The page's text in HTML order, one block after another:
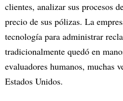
clientes, analizar sus procesos
precio de sus pólizas. La
tecnología para administrar
tradicionalmente quedó en
evaluadores humanos, muchas
Estados Unidos.